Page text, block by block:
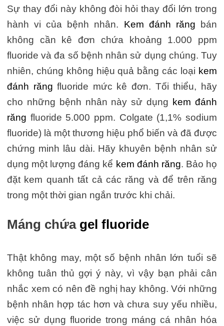
Sự thay đổi này không đòi hỏi thay đổi lớn trong
hành vi của bệnh nhân. Kem đánh răng bán
không cần kê đơn chứa khoảng 1.000 ppm
fluoride và đa số bệnh nhân sử dụng chúng. Tuy
nhiên, chúng không hiệu quả bằng các loại kem
đánh răng fluoride mức kê đơn. Tối thiểu, hãy
cho những bệnh nhân này sử dụng kem đánh
răng fluoride 5.000 ppm. Colgate (1,1% sodium
fluoride) là một thương hiệu phổ biến và đã được
chứng minh lâu dài. Hãy khuyên bệnh nhân sử
dụng một lượng đáng kể kem đánh răng. Bảo họ
đặt kem quanh tất cả các răng và để trên răng
trong một thời gian ngắn trước khi chải.
Máng chứa gel fluoride
Thật không may, một số bệnh nhân lớn tuổi sẽ
không tuân thủ gợi ý này, vì vậy bạn phải cân
nhắc xem có nên đề nghị hay không. Với những
bệnh nhân hợp tác hơn và chưa suy yếu nhiều,
việc sử dụng fluoride trong máng cá nhân hóa